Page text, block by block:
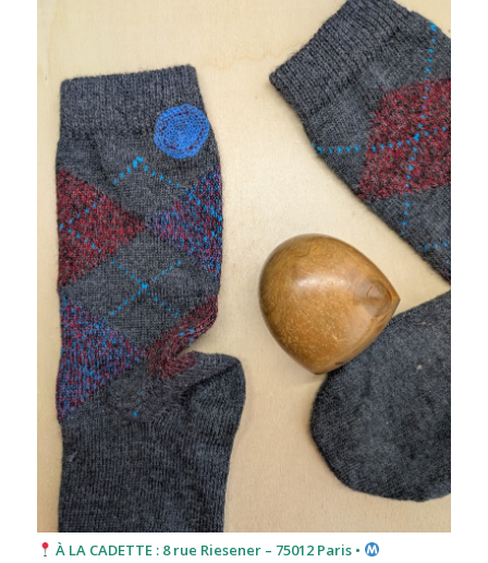
À LA CADETTE : 8 rue Riesener – 75012 Paris •